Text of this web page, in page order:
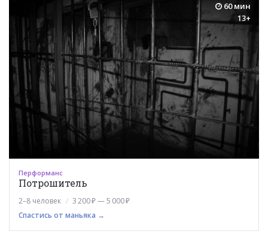
60 мин
13+
Перформанс
Потрошитель
2–8 человек
3 200 ₽ — 5 000 ₽
Спастись от маньяка →